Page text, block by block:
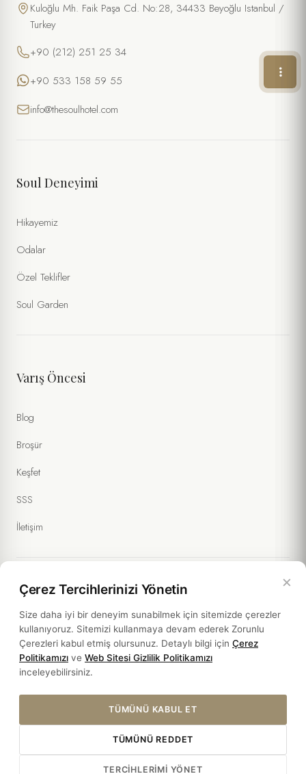
E-POSTA *
TARIH
Tarafıma ticari ileti gönderilmesini ve verilerimin
(İsteğe Bağlı)
Kuloğlu Mh. Faik Paşa Cd. No:28, 34433 Beyoğlu Istanbul /
Turkey
+90 (212) 251 25 34
+90 533 158 59 55
info@thesoulhotel.com
Soul Deneyimi
Hikayemiz
Odalar
Özel Teklifler
Soul Garden
Varış Öncesi
Blog
Broşür
Keşfet
SSS
İletişim
Yasal Bilgiler
Politikalar
Sürdürülebilirlik
© 2026 THE SOUL HOTEL. ALL RIGHTS RESERVED.
×
Çerez Tercihlerinizi Yönetin
Size daha iyi bir deneyim sunabilmek için sitemizde çerezler
kullanıyoruz. Sitemizi kullanmaya devam ederek Zorunlu
Çerezleri kabul etmiş olursunuz. Detaylı bilgi için Çerez
Politikamızı ve Web Sitesi Gizlilik Politikamızı
inceleyebilirsiniz.
TÜMÜNÜ KABUL ET
TÜMÜNÜ REDDET
TERCIHLERIMI YÖNET